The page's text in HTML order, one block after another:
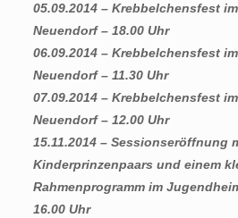
05.09.2014 – Krebbelchensfest
Neuendorf – 18.00 Uhr
06.09.2014 – Krebbelchensfest
Neuendorf – 11.30 Uhr
07.09.2014 – Krebbelchensfest
Neuendorf – 12.00 Uhr
15.11.2014 – Sessionseröffnung
Kinderprinzenpaars und einem
Rahmenprogramm im
16.00 Uhr